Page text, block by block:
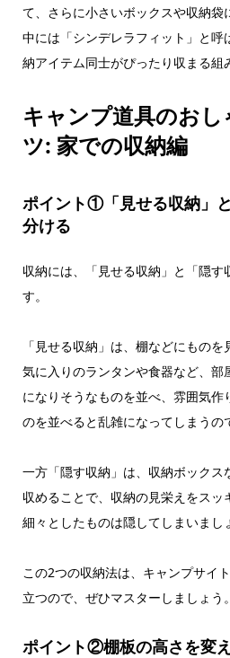
て、さらに小さいボックスや収納袋
中には「シンデレラフィット」と呼
納アイテム同士がぴったり収まる組
キャンプ道具のおし
ツ: 家での収納編
ポイント①「見せる収納」
分ける
収納には、「見せる収納」と「隠す
す。
「見せる収納」は、棚などにもの
気に入りのランタンや食器など、部
になりそうなものを並べ、雰囲気作
のを並べると乱雑になってしまうの
一方「隠す収納」は、収納ボックス
収めることで、収納の見栄えをスッ
細々としたものは隠してしまいまし
この2つの収納法は、キャンプサイ
立つので、ぜひマスターしましょう。
ポイント②棚板の高さを変